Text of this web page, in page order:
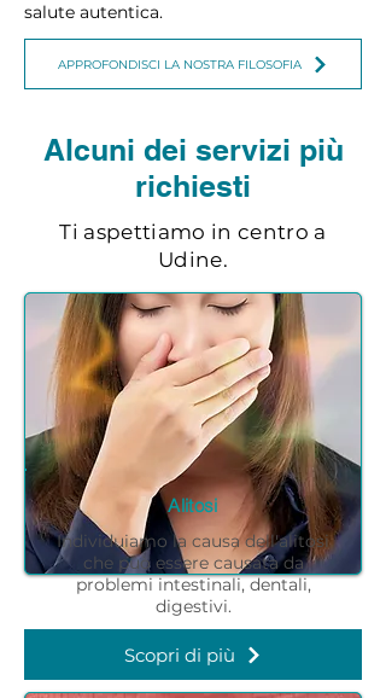
salute autentica.
APPROFONDISCI LA NOSTRA FILOSOFIA
Alcuni dei servizi più
richiesti
Ti aspettiamo in centro a
Udine.
Alitosi
Individuiamo la causa dell'alitosi
che può essere causata da
problemi intestinali, dentali,
digestivi.
Scopri di più